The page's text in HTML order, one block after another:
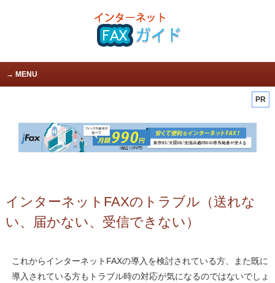
MENU
PR
インターネットFAXのトラブル（送れな
い、届かない、受信できない）
これからインターネットFAXの導入を検討されている方、また既に
導入されている方もトラブル時の対応が気になるのではないでしょ